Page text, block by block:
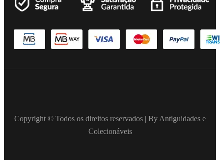
Copyright © Todos os direitos reservados | By Antiguidades e
Colecionáveis